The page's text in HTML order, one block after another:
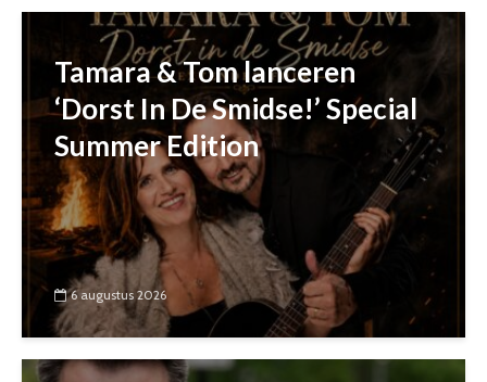
Tamara & Tom lanceren
‘Dorst In De Smidse!’ Special
Summer Edition
6 augustus 2026